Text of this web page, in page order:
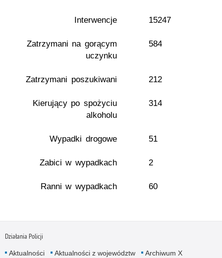
Interwencje 15247
Zatrzymani na gorącym
uczynku
584
Zatrzymani poszukiwani 212
Kierujący po spożyciu
alkoholu
314
Wypadki drogowe 51
Zabici w wypadkach 2
Ranni w wypadkach 60
Działania Policji
Aktualności Aktualności z województw
Archiwum X